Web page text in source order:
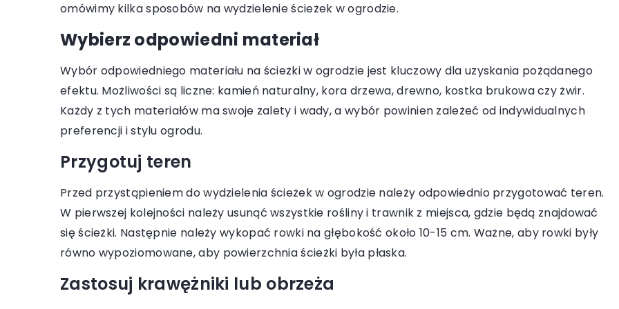
omówimy kilka sposobów na wydzielenie ścieżek w ogrodzie.
Wybierz odpowiedni materiał
Wybór odpowiedniego materiału na ścieżki w ogrodzie jest kluczowy dla uzyskania pożądanego
efektu. Możliwości są liczne: kamień naturalny, kora drzewa, drewno, kostka brukowa czy żwir.
Każdy z tych materiałów ma swoje zalety i wady, a wybór powinien zależeć od indywidualnych
preferencji i stylu ogrodu.
Przygotuj teren
Przed przystąpieniem do wydzielenia ścieżek w ogrodzie należy odpowiednio przygotować teren.
W pierwszej kolejności należy usunąć wszystkie rośliny i trawnik z miejsca, gdzie będą znajdować
się ścieżki. Następnie należy wykopać rowki na głębokość około 10-15 cm. Ważne, aby rowki były
równo wypoziomowane, aby powierzchnia ścieżki była płaska.
Zastosuj krawężniki lub obrzeża
idealny dozownik do
dla nowoczesnych
w Twojej łazience? Odkryj
czynniki, które warto wziąć
aby wybrać stylowy,
się w nowoczesną
9 lipca 2024
Jak wykorzystać jasne kafelki do
wnętrza?
Odkryj, jak za pomocą jasnych płytek
ceramicznych przemienić Twoje
przestrzeń. Przydatne porady i
Odkryj, jak wybrać trwałe meble
odporne na różne warunki pogodowe,
które zachowają swój wygląd i
oraz na co zwrócić uwagę przed
zakupem.